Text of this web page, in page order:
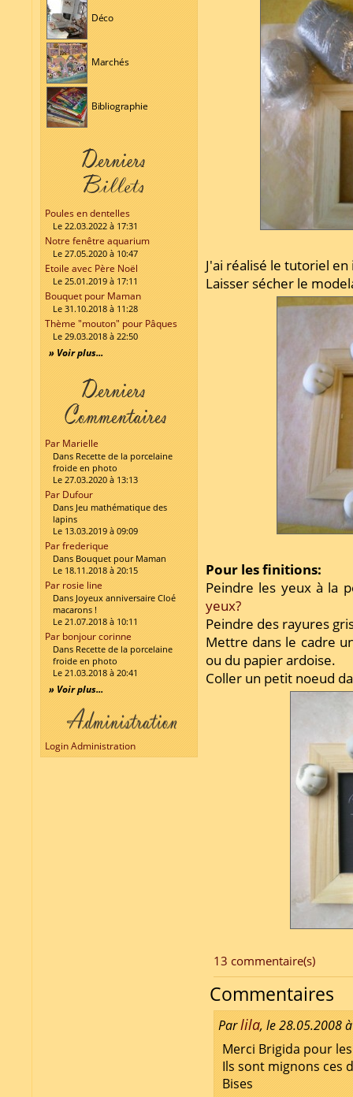
Déco
Marchés
Bibliographie
Poules en dentelles
Le 22.03.2022 à 17:31
Notre fenêtre aquarium
Le 27.05.2020 à 10:47
Etoile avec Père Noël
Le 25.01.2019 à 17:11
Bouquet pour Maman
Le 31.10.2018 à 11:28
Thème "mouton" pour Pâques
Le 29.03.2018 à 22:50
» Voir plus...
Par Marielle
Dans Recette de la porcelaine
froide en photo
Le 27.03.2020 à 13:13
Par Dufour
Dans Jeu mathématique des
lapins
Le 13.03.2019 à 09:09
Par frederique
Dans Bouquet pour Maman
Le 18.11.2018 à 20:15
Par rosie line
Dans Joyeux anniversaire Cloé
macarons !
Le 21.07.2018 à 10:11
Par bonjour corinne
Dans Recette de la porcelaine
froide en photo
Le 21.03.2018 à 20:41
» Voir plus...
Login Administration
J'ai réalisé le tutoriel
Laisser sécher le
Pour les finitions:
Peindre les yeux à la
yeux?
Peindre des rayures
Mettre dans le cadre
ou du papier ardoise.
Coller un petit noeud
13 commentaire(s)
Commentaires
Parlila, le 28.05.2008
Merci Brigida pour
Ils sont mignons ces
Bises